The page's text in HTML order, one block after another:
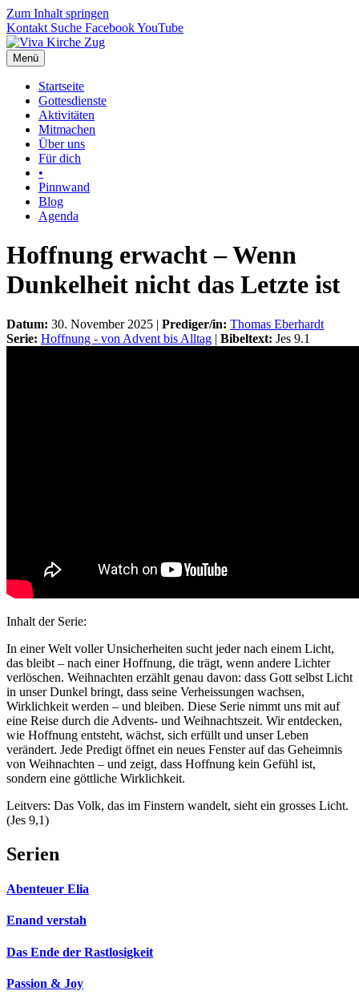
Zum Inhalt springen
Kontakt Suche FacebookYouTube
Menü
Startseite
Gottesdienste
Aktivitäten
Mitmachen
Über uns
Für dich
•
Pinnwand
Blog
Agenda
Hoffnung erwacht – Wenn
Dunkelheit nicht das Letzte ist
Datum: 30. November 2025 | Prediger/in: Thomas Eberhardt
Serie: Hoffnung - von Advent bis Alltag | Bibeltext: Jes 9.1
Inhalt der Serie:
In einer Welt voller Unsicherheiten sucht jeder nach einem Licht,
das bleibt – nach einer Hoffnung, die trägt, wenn andere Lichter
verlöschen. Weihnachten erzählt genau davon: dass Gott selbst Licht
in unser Dunkel bringt, dass seine Verheissungen wachsen,
Wirklichkeit werden – und bleiben. Diese Serie nimmt uns mit auf
eine Reise durch die Advents- und Weihnachtszeit. Wir entdecken,
wie Hoffnung entsteht, wächst, sich erfüllt und unser Leben
verändert. Jede Predigt öffnet ein neues Fenster auf das Geheimnis
von Weihnachten – und zeigt, dass Hoffnung kein Gefühl ist,
sondern eine göttliche Wirklichkeit.
Leitvers: Das Volk, das im Finstern wandelt, sieht ein grosses Licht.
(Jes 9,1)
Serien
Abenteuer Elia
Enand verstah
Das Ende der Rastlosigkeit
Passion & Joy